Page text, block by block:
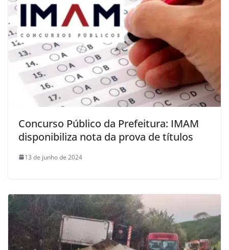
Concurso Público da Prefeitura: IMAM
disponibiliza nota da prova de títulos
13 de junho de 2024